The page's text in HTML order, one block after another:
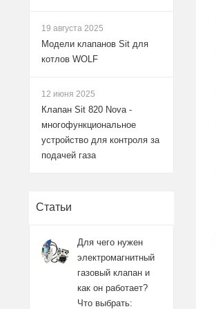
19 августа 2025
Модели клапанов Sit для
котлов WOLF
12 июня 2025
Клапан Sit 820 Nova -
многофункциональное
устройство для контроля за
подачей газа
Статьи
Для чего нужен
электромагнитный
газовый клапан и
как он работает?
Что выбрать: